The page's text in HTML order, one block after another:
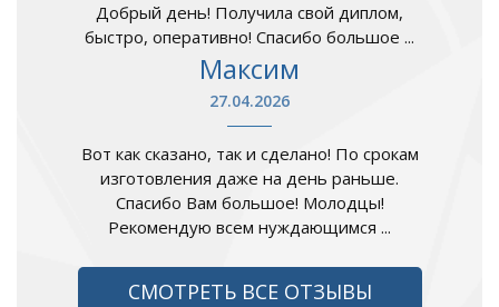
Добрый день! Получила свой диплом,
быстро, оперативно! Спасибо большое ...
Максим
27.04.2026
Вот как сказано, так и сделано! По срокам
изготовления даже на день раньше.
Спасибо Вам большое! Молодцы!
Рекомендую всем нуждающимся ...
СМОТРЕТЬ ВСЕ ОТЗЫВЫ